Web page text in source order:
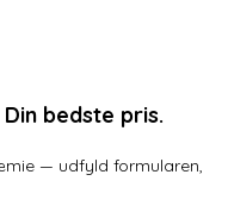
bedste pris.
— udfyld formularen,